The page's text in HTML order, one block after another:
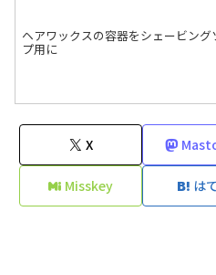
ヘアワックスの容器をシェービング
プ用に
X
Misskey は